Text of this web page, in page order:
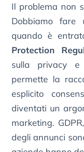
Il problema non
Dobbiamo fare
quando è
Protection
sulla privacy e
permette la
esplicito
diventati un
marketing.
degli annunci